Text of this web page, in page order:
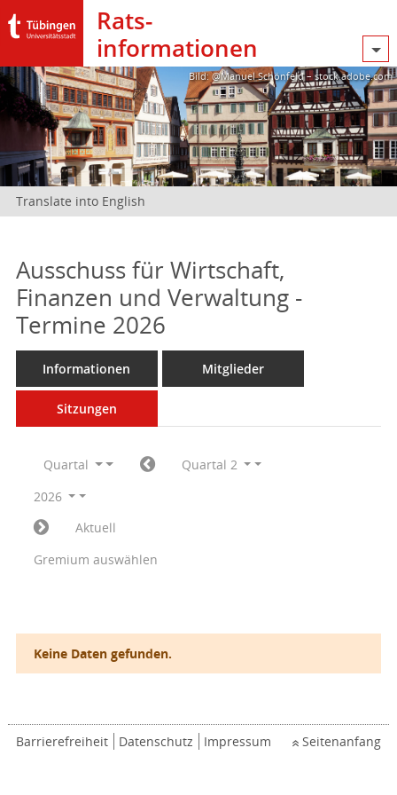
Rats­
informationen
Bild: @Manuel Schönfeld – stock.adobe.com
Translate into English
Ausschuss für Wirtschaft,
Finanzen und Verwaltung -
Termine 2026
Informationen Mitglieder
Sitzungen
Quartal
Quartal 2
2026
Aktuell
Gremium auswählen
Keine Daten gefunden.
Barrierefreiheit Datenschutz Impressum Seitenanfang